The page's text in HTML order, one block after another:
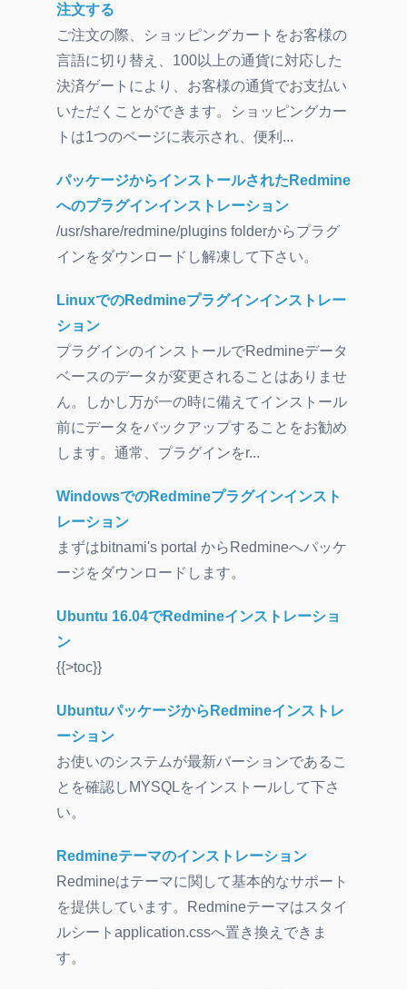
注文する
ご注文の際、ショッピングカートをお客様の
言語に切り替え、100以上の通貨に対応した
決済ゲートにより、お客様の通貨でお支払い
いただくことができます。ショッピングカー
トは1つのページに表示され、便利...
パッケージからインストールされたRedmine
へのプラグインインストレーション
/usr/share/redmine/plugins folderからプラグ
インをダウンロードし解凍して下さい。
LinuxでのRedmineプラグインインストレー
ション
プラグインのインストールでRedmineデータ
ベースのデータが変更されることはありませ
ん。しかし万が一の時に備えてインストール
前にデータをバックアップすることをお勧め
します。通常、プラグインをr...
WindowsでのRedmineプラグインインスト
レーション
まずはbitnami's portal からRedmineへパッケ
ージをダウンロードします。
Ubuntu 16.04でRedmineインストレーショ
ン
{{>toc}}
UbuntuパッケージからRedmineインストレ
ーション
お使いのシステムが最新バーションであるこ
とを確認しMYSQLをインストールして下さ
い。
Redmineテーマのインストレーション
Redmineはテーマに関して基本的なサポート
を提供しています。Redmineテーマはスタイ
ルシートapplication.cssへ置き換えできま
す。